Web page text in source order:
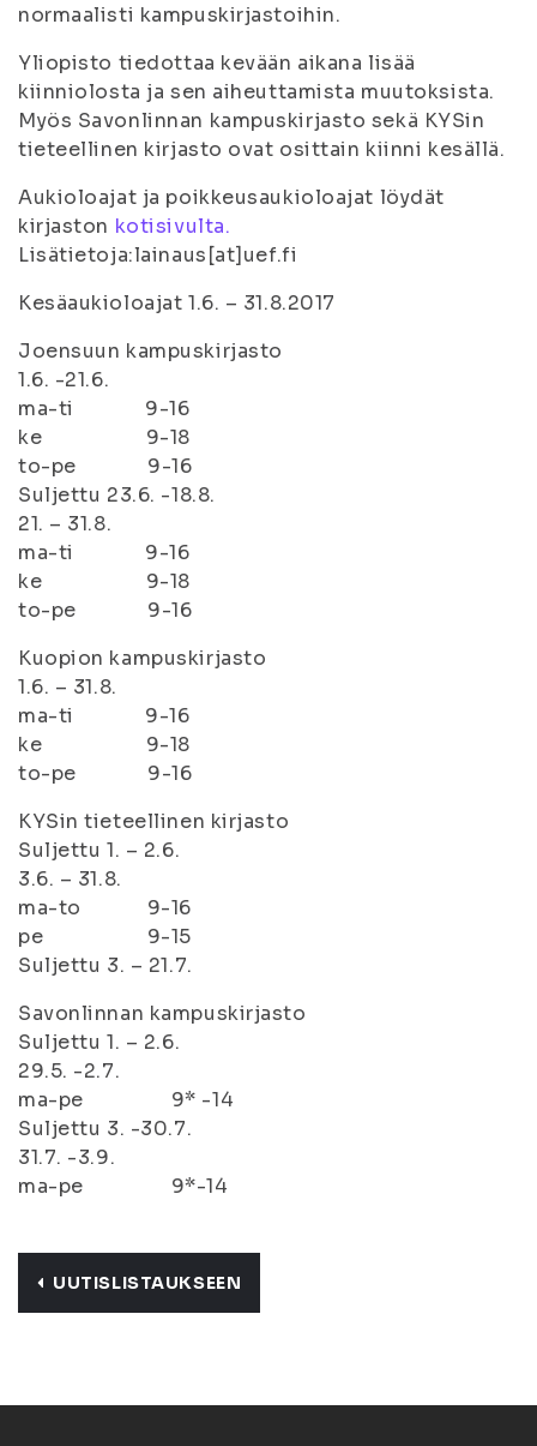
normaalisti kampuskirjastoihin.
Yliopisto tiedottaa kevään aikana lisää
kiinniolosta ja sen aiheuttamista muutoksista.
Myös Savonlinnan kampuskirjasto sekä KYSin
tieteellinen kirjasto ovat osittain kiinni kesällä.
Aukioloajat ja poikkeusaukioloajat löydät
kirjaston kotisivulta.
Lisätietoja:lainaus[at]uef.fi
Kesäaukioloajat 1.6. – 31.8.2017
Joensuun kampuskirjasto
1.6. -21.6.
ma-ti 9-16
ke 9-18
to-pe 9-16
Suljettu 23.6. -18.8.
21. – 31.8.
ma-ti 9-16
ke 9-18
to-pe 9-16
Kuopion kampuskirjasto
1.6. – 31.8.
ma-ti 9-16
ke 9-18
to-pe 9-16
KYSin tieteellinen kirjasto
Suljettu 1. – 2.6.
3.6. – 31.8.
ma-to 9-16
pe 9-15
Suljettu 3. – 21.7.
Savonlinnan kampuskirjasto
Suljettu 1. – 2.6.
29.5. -2.7.
ma-pe 9* -14
Suljettu 3. -30.7.
31.7. -3.9.
ma-pe 9*-14
UUTISLISTAUKSEEN